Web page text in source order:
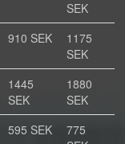
SEK
910 SEK
1175
SEK
1445
SEK
1880
SEK
595 SEK
775